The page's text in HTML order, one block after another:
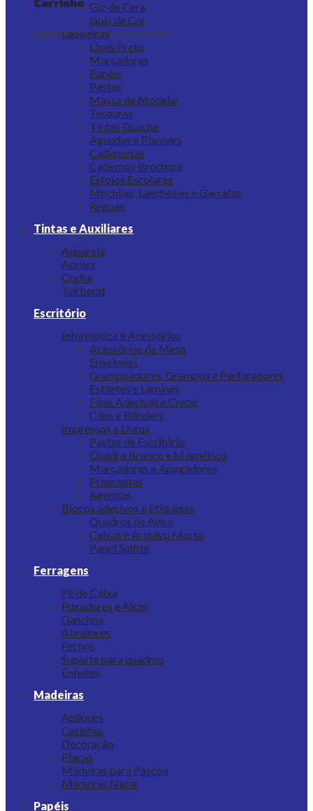
Nenhum produto no carrinho.
Giz de Cera
lápis de Cor
Lapiseiras
Lápis Preto
Marcadores
Papéis
Pastas
Massa de Modelar
Tesouras
Tintas Guache
Agendas e Planners
Cadernetas
Cadernos Brochura
Estojos Escolares
Mochilas, Lancheiras e Garrafas
Réguas
Tintas e Auxiliares
Aquarela
Acrilex
Corfix
Tekbond
Escritório
Informática e Acessórios
Acessórios de Mesa
Envelopes
Grampeadores, Grampos e Perfuradores
Estiletes e Lâminas
Fitas Adesivas e Crepe
Clips e Blinders
Impressos e Livros
Pastas de Escritório
Quadro Branco e Magnético
Marcadores e Apagadores
Pranchetas
Agendas
Blocos adesivos e Etiquetas
Quadros de Aviso
Caixas e Arquivo Morto
Papel Sulfite
Ferragens
Pé de Caixa
Puxadores e Alças
Ganchos
Abridores
Fechos
Suporte para quadros
Enfeites
Madeiras
Apliques
Casinhas
Decoração
Placas
Madeiras para Páscoa
Madeiras Natal
Papéis